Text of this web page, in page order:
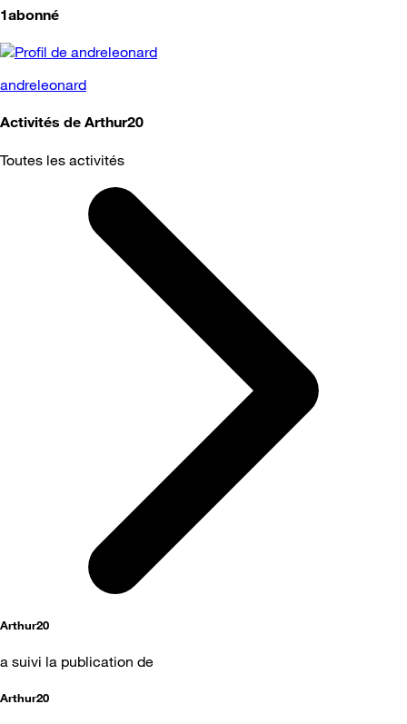
1abonné
andreleonard
Activités de Arthur20
Toutes les activités
Arthur20
a suivi la publication de
Arthur20